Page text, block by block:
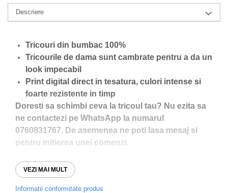
Descriere
Tricouri din bumbac 100%
Tricourile de dama sunt cambrate pentru a da un
look impecabil
Print digital direct in tesatura, culori intense si
foarte rezistente in timp
Doresti sa schimbi ceva la tricoul tau? Nu ezita sa
ne contactezi pe WhatsApp la numarul
0760831767. De asemenea ne poti lasa mesaj si
pentru initierea unei comenzi.
Analizati ghidul de marimi pentru a va asigura ca
alegeti marimea perfecta!
VEZI MAI MULT
Informatii conformitate produs